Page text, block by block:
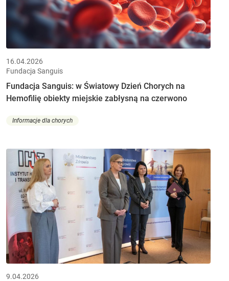
16.04.2026
Fundacja Sanguis
Fundacja Sanguis: w Światowy Dzień Chorych na
Hemofilię obiekty miejskie zabłysną na czerwono
Informacje dla chorych
9.04.2026